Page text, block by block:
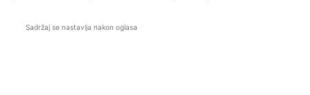
Sadržaj se nastavlja nakon oglasa